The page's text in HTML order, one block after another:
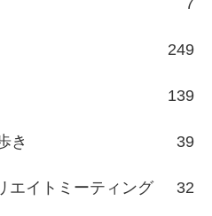
249
139
き 39
エイトミーティング 32